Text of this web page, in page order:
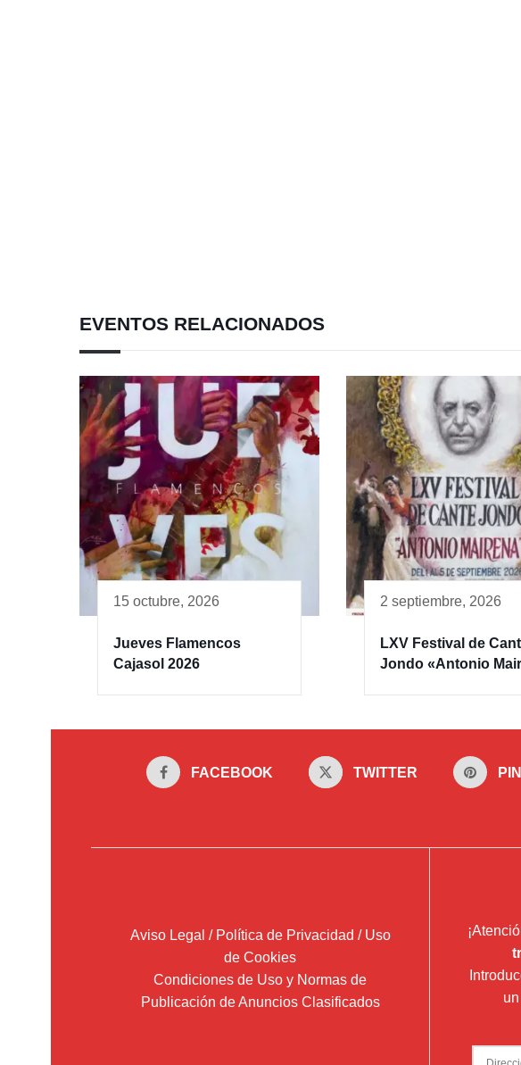
EVENTOS RELACIONADOS
15 octubre, 2026
Jueves Flamencos
Cajasol 2026
2 septiembre, 2026
LXV Festival de
Jondo «Antonio
FACEBOOK TWITTER
Aviso Legal / Política de Privacidad / Uso
de Cookies
Condiciones de Uso y Normas de
Publicación de Anuncios Clasificados